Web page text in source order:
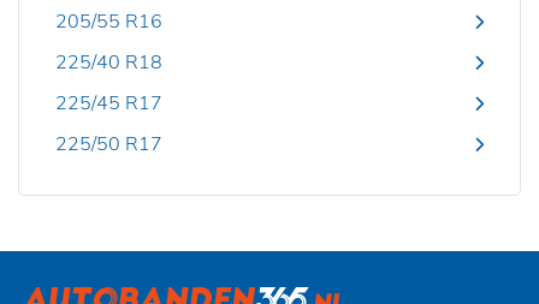
205/55 R16
225/40 R18
225/45 R17
225/50 R17